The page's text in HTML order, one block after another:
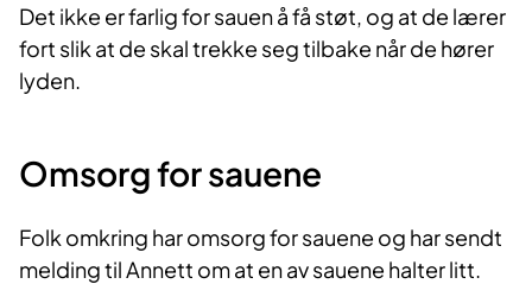
Det ikke er farlig for sauen å få støt, og at de lærer
fort slik at de skal trekke seg tilbake når de hører
lyden.
Omsorg for sauene
Folk omkring har omsorg for sauene og har sendt
melding til Annett om at en av sauene halter litt.